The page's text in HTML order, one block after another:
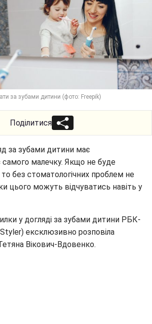
за зубами дитини (фото: Freepik)
Поділитися
за зубами дитини має
самого малечку. Якщо не буде
то без стоматологічних проблем не
цього можуть відчуватись навіть у
у догляді за зубами дитини РБК-
ексклюзивно розповіла
Вікович-Вдовенко.